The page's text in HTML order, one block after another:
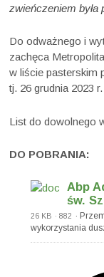
zwieńczeniem była
Do odważnego i
zachęca
w liście pasterskim
tj. 26 grudnia 2023 r.
List do dowolnego
DO POBRANIA:
Abp
św.
26 KB · 882 ·
wykorzystania